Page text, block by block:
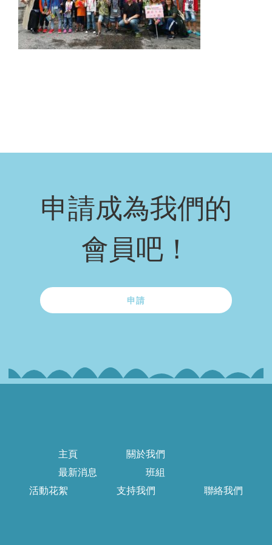
申請成為我們的
會員吧！
申請
主頁
關於我們
最新消息
班組
活動花絮
支持我們 聯絡我們